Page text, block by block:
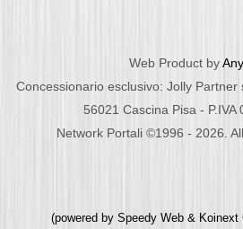
Web Product by
Concessionario esclusivo: Jolly
56021 Cascina Pisa - P.IVA
Network Portali ©1996 - 2026.
(powered by Speedy Web & Koinext